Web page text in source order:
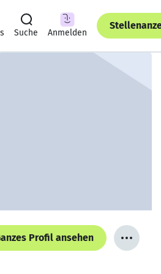
Suche Anmelden
Profil ansehen